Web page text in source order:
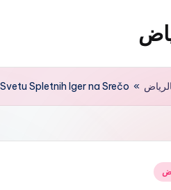
»
Spletnih Iger na Srečo